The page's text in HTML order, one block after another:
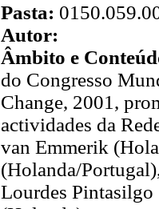
Pasta:
Autor:
Âmbito e
do Congresso
Change, 2001,
actividades da
van Emmerik
(Holanda/
Lourdes Pintasilgo